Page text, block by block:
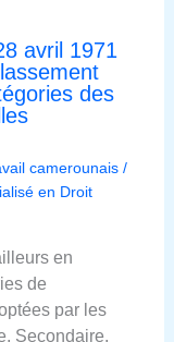
avril 1971
des
camerounais/
en Droit
en
de
par les
Secondaire,